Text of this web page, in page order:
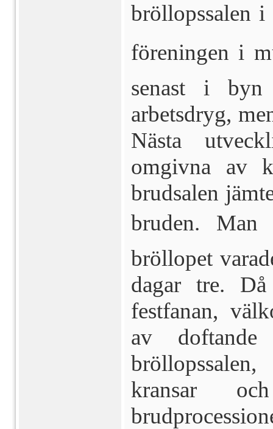
bröllopssalen i
föreningen i
senast i byn
arbetsdryg,
Nästa
omgivna av
brudsalen
bruden. Man
bröllopet
dagar tre.
festfanan,
av doftande
kransar